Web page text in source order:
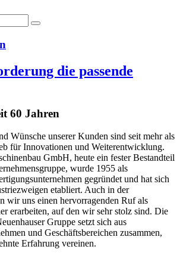
die passende
60 Jahren
Wünsche unserer Kunden sind seit mehr als
für Innovationen und Weiterentwicklung.
GmbH, heute ein fester Bestandteil
wurde 1955 als
gegründet und hat sich
etabliert. Auch in der
wir uns einen hervorragenden Ruf als
erarbeiten, auf den wir sehr stolz sind. Die
Gruppe setzt sich aus
und Geschäftsbereichen zusammen,
Erfahrung vereinen.